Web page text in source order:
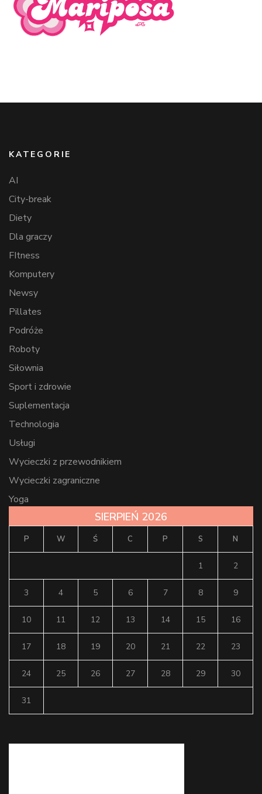
KATEGORIE
AI
City-break
Diety
Dla graczy
FItness
Komputery
Newsy
Pillates
Podróże
Roboty
Siłownia
Sport i zdrowie
Suplementacja
Technologia
Usługi
Wycieczki z przewodnikiem
Wycieczki zagraniczne
Yoga
SIERPIEŃ 2026
P W Ś C P S N
1 2
3 4 5 6 7 8 9
10 11 12 13 14 15 16
17 18 19 20 21 22 23
24 25 26 27 28 29 30
31